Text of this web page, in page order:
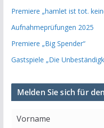
Premiere „hamlet ist tot.
Aufnahmeprüfungen 2025
Premiere „Big Spender“
Gastspiele „Die
Melden Sie sich für